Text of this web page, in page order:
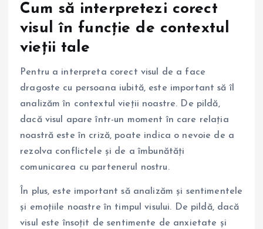
Cum să interpretezi corect
visul în funcție de contextul
vieții tale
Pentru a interpreta corect visul de a face
dragoste cu persoana iubită, este important să îl
analizăm în contextul vieții noastre. De pildă,
dacă visul apare într-un moment în care relația
noastră este în criză, poate indica o nevoie de a
rezolva conflictele și de a îmbunătăți
comunicarea cu partenerul nostru.
În plus, este important să analizăm și sentimentele
și emoțiile noastre în timpul visului. De pildă, dacă
visul este însoțit de sentimente de anxietate și